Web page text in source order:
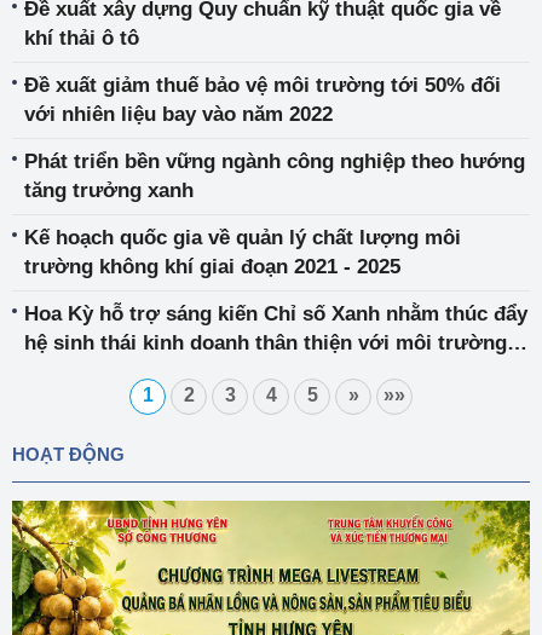
Đề xuất xây dựng Quy chuẩn kỹ thuật quốc gia về
khí thải ô tô
Đề xuất giảm thuế bảo vệ môi trường tới 50% đối
với nhiên liệu bay vào năm 2022
Phát triển bền vững ngành công nghiệp theo hướng
tăng trưởng xanh
Kế hoạch quốc gia về quản lý chất lượng môi
trường không khí giai đoạn 2021 - 2025
Hoa Kỳ hỗ trợ sáng kiến Chỉ số Xanh nhằm thúc đẩy
hệ sinh thái kinh doanh thân thiện với môi trường
1 2 3 4 5 » »»
HOẠT ĐỘNG